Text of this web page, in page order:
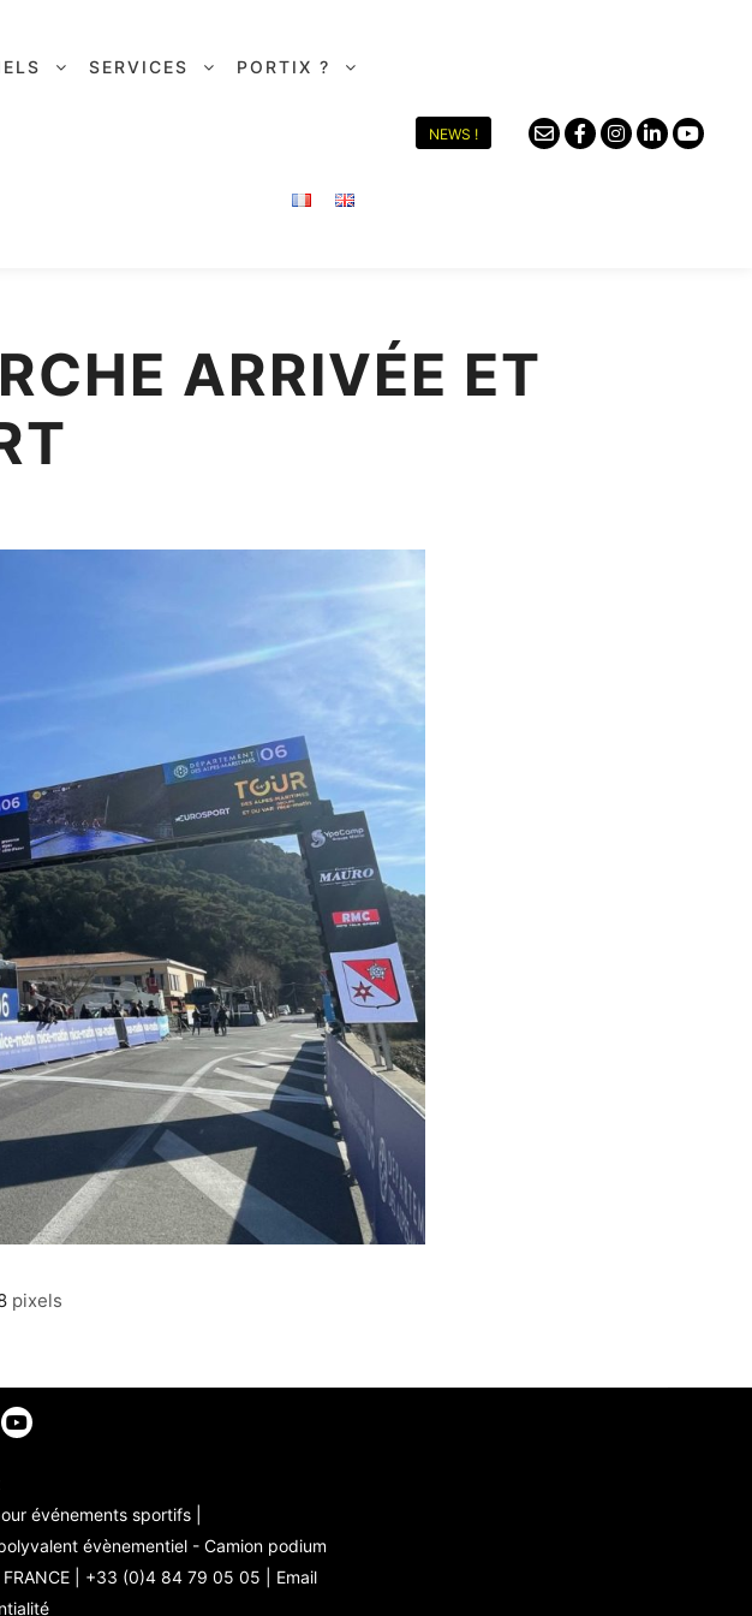
SERVICES PORTIX ?
NEWS !
ARRIVÉE ET
pixels
événements sportifs |
évènementiel - Camion podium
| +33 (0)4 84 79 05 05 | Email